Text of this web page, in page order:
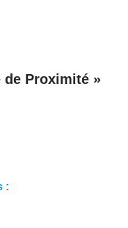
de Proximité »
: